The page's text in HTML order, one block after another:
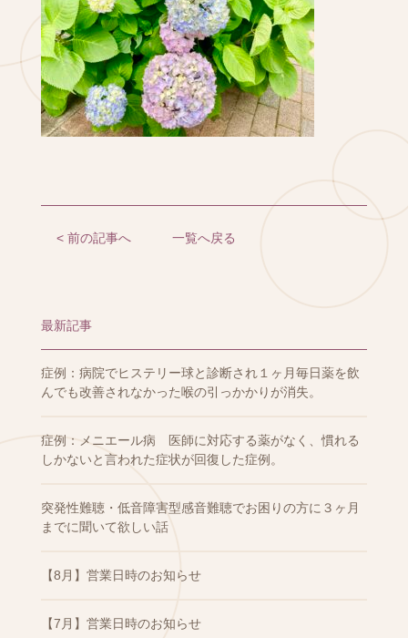
< 前の記事へ 一覧へ戻る
最新記事
症例：病院でヒステリー球と診断され１ヶ月毎日薬を飲
んでも改善されなかった喉の引っかかりが消失。
症例：メニエール病 医師に対応する薬がなく、慣れる
しかないと言われた症状が回復した症例。
突発性難聴・低音障害型感音難聴でお困りの方に３ヶ月
までに聞いて欲しい話
【8月】営業日時のお知らせ
【7月】営業日時のお知らせ